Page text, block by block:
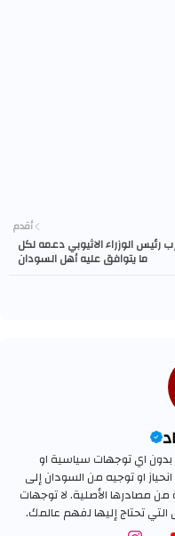
أقدم
أعرب رئيس الوزراء الاثيوبي دعمه لكل
ما يتوافق عليه أهل السودان
بدون اي توجهات سياسية او
او توجيه من السودان إلى
من مصادرها الأصلية. لا توجهات
تحتاج إليها لفهم عالمك.